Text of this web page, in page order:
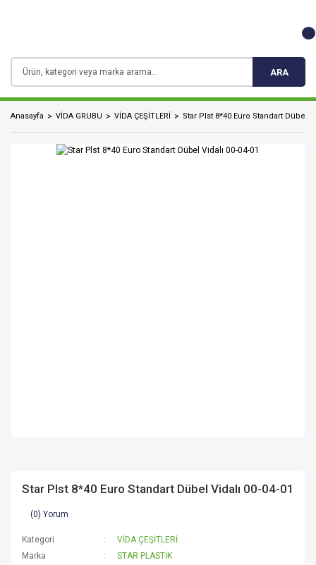
ARA
Anasayfa VİDA GRUBU VİDA ÇEŞİTLERİ Star Plst 8*40 Euro Standart Dübel
Star Plst 8*40 Euro Standart Dübel Vidalı 00-04-01
(0) Yorum
Kategori
VİDA ÇEŞİTLERİ
Marka
STAR PLASTİK